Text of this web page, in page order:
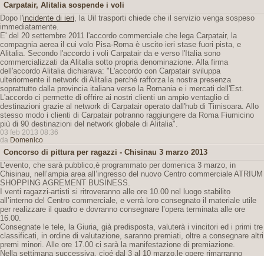
Carpatair, Alitalia sospende i voli
Dopo l'incidente di ieri, la Uil trasporti chiede che il servizio venga sospeso
immediatamente.
E' del 20 settembre 2011 l'accordo commerciale che lega Carpatair, la
compagnia aerea il cui volo Pisa-Roma è uscito ieri stase fuori pista, e
Alitalia. Secondo l'accordo i voli Carpatair da e verso l'Italia sono
commercializzati da Alitalia sotto propria denominazione. Alla firma
dell'accordo Alitalia dichiarava: "L'accordo con Carpatair sviluppa
ulteriormente il network di Alitalia perché rafforza la nostra presenza
soprattutto dalla provincia italiana verso la Romania e i mercati dell'Est.
L'accordo ci permette di offrire ai nostri clienti un ampio ventaglio di
destinazioni grazie al network di Carpatair operato dall'hub di Timisoara. Allo
stesso modo i clienti di Carpatair potranno raggiungere da Roma Fiumicino
più di 90 destinazioni del network globale di Alitalia".
03 feb 2013 08:36
da Domenico
Concorso di pittura per ragazzi - Chisinau 3 marzo 2013
L’evento, che sarà pubblico,è programmato per domenica 3 marzo, in
Chisinau, nell’ampia area all’ingresso del nuovo Centro commerciale ATRIUM
SHOPPING AGREMENT BUSINESS.
I venti ragazzi-artisti si ritroveranno alle ore 10.00 nel luogo stabilito
all’interno del Centro commerciale, e verrà loro consegnato il materiale utile
per realizzare il quadro e dovranno consegnare l’opera terminata alle ore
16.00.
Consegnate le tele, la Giuria, già predisposta, valuterà i vincitori ed i primi tre
classificati, in ordine di valutazione, saranno premiati, oltre a consegnare altri
premi minori. Alle ore 17.00 ci sarà la manifestazione di premiazione.
Nella settimana successiva, cioé dal 3 al 10 marzo,le opere rimarranno